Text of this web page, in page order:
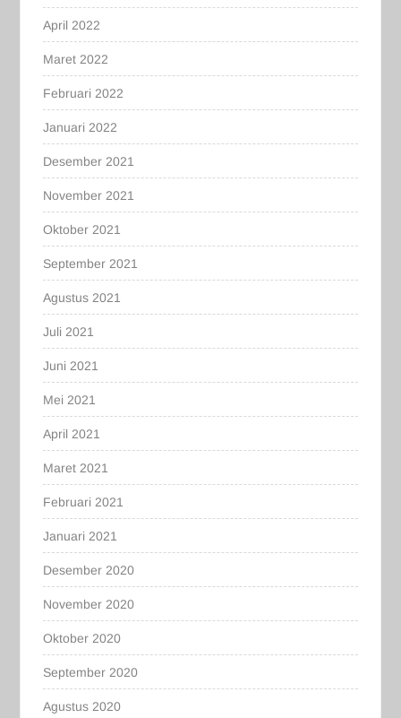
April 2022
Maret 2022
Februari 2022
Januari 2022
Desember 2021
November 2021
Oktober 2021
September 2021
Agustus 2021
Juli 2021
Juni 2021
Mei 2021
April 2021
Maret 2021
Februari 2021
Januari 2021
Desember 2020
November 2020
Oktober 2020
September 2020
Agustus 2020